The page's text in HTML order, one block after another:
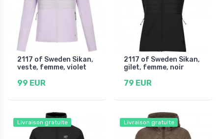
2117 of Sweden Sikan,
veste, femme, violet
99 EUR
2117 of Sweden Sikan,
gilet, femme, noir
79 EUR
Livraison gratuite Livraison gratuite